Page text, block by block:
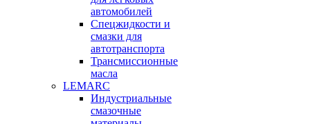
автомобилей
Спецжидкости и
смазки для
автотранспорта
Трансмиссионные
масла
LEMARC
Индустриальные
смазочные